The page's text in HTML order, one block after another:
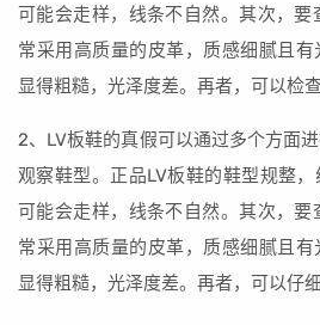
可能会走样，线条不自然。其次，要
常采用高质量的皮革，质感细腻且
显得粗糙，光泽度差。再者，可以检
2、LV板鞋的真假可以通过多个方面
观察鞋型。正品LV板鞋的鞋型规整
可能会走样，线条不自然。其次，要
常采用高质量的皮革，质感细腻且
显得粗糙，光泽度差。再者，可以仔